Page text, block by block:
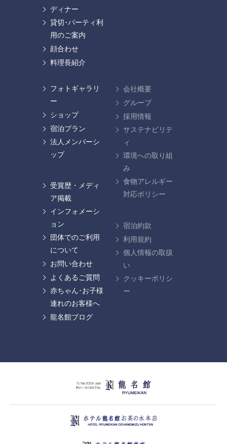
ディナー
貸切･パーティ利
用のご案内
顔合わせ
料理長紹介
フォトギャラリ
ー
ショップ
宿泊プラン
法人メンバーシ
ップ
受賞歴・メディ
ア掲載
インフォメーシ
ョン
団体でのご利用
について
お問い合わせ
よくあるご質問
赤ちゃん･お子様
連れのお客様へ
龍名館ブログ
会社概要
グループ
採用情報
サステナビリテ
ィ
環境への取り組
み
食物アレルギー
対応ポリシー
宿泊約款
利用規約
個人情報の取扱
い
クッキーポリシ
ー